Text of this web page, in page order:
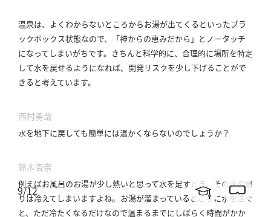
温泉は、よくわからないところからお湯が出てくるといったブラ
ックボックス状態なので、「神からの恵みだから」とノータッチ
になってしまいがちです。 きちんと科学的に、合理的に場所を特定
して水を戻せるようになれば、開発リスクを少し下げることがで
きると考えています。
西村勇哉
水を地下に戻しても簡単には温かくならないのでしょうか？
鈴木杏奈
例えばお風呂のお湯が少し熱いと思って水を足すとき、その水の周
りは冷えてしまいますよね。 お湯が溜まっているところに水を注ぐ
と、ただ冷たくなるだけなので温まるまでにしばらく時間がかか
9/12